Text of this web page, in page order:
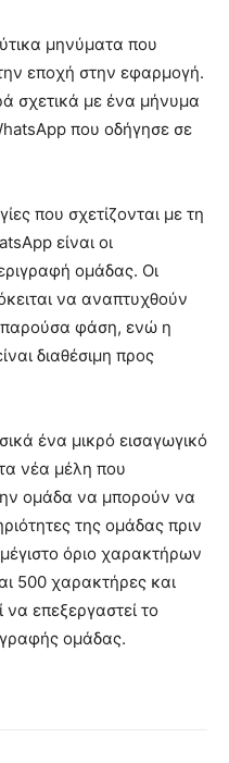
μηνύματα που
εποχή στην εφαρμογή.
σχετικά με ένα μήνυμα
που οδήγησε σε
που σχετίζονται με τη
είναι οι
ομάδας. Οι
να αναπτυχθούν
παρούσα φάση, ενώ η
διαθέσιμη προς
ένα μικρό εισαγωγικό
νέα μέλη που
ομάδα να μπορούν να
της ομάδας πριν
όριο χαρακτήρων
500 χαρακτήρες και
επεξεργαστεί το
ομάδας.